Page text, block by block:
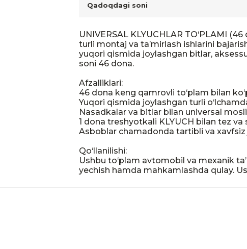
Qadoqdagi soni
UNIVERSAL KLYUCHLAR TO‘PLAMI
turli montaj va ta’mirlash ishlarini
yuqori qismida joylashgan bitlar,
soni 46 dona.
Afzalliklari:
46 dona keng qamrovli to‘plam bilan
Yuqori qismida joylashgan turli
Nasadkalar va bitlar bilan universal
1 dona treshyotkali KLYUCH bilan tez va
Asboblar chamadonda tartibli va
Qo‘llanilishi:
Ushbu to‘plam avtomobil va mexanik
yechish hamda mahkamlashda qulay.